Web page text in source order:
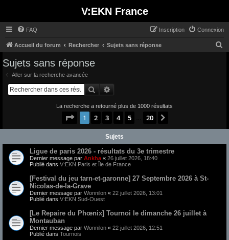
V:EKN France
FAQ Connexion
Inscription
Accueil du forum Rechercher Sujets sans réponse
h
e
Sujets sans réponse
Aller sur la recherche avancée
Rechercher
La recherche a retourné plus de 1000 résultats
Page 1sur20
1 2 3 4 5 20
Sujets
Ligue de paris 2026 - résultats du 3e trimestre
Dernier message par Ankha « 26 juillet 2026, 18:40
Publié dans V:EKN Paris et Île de France
[Festival du jeu tarn-et-garonne] 27 Septembre 2026 à St-
Nicolas-de-la-Grave
Dernier message par Wonnilon « 22 juillet 2026, 13:01
Publié dans V:EKN Sud-Ouest
[Le Repaire du Phœnix] Tournoi le dimanche 26 juillet à
Montauban
Dernier message par Wonnilon « 22 juillet 2026, 12:51
Publié dans Tournois